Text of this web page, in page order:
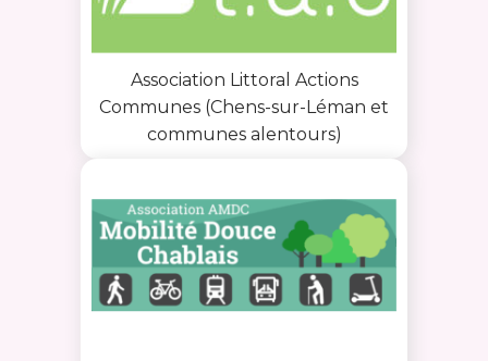
Association Littoral Actions
Communes (Chens-sur-Léman et
communes alentours)